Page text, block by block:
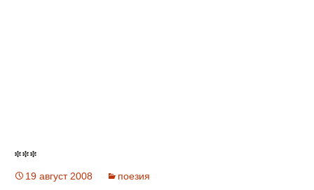
***
19 август 2008 поезия